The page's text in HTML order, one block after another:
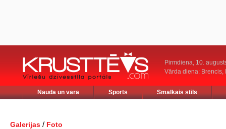
Pirmdiena, 10.
Vārda diena: Brencis,
Nauda un vara Sports Smalkais stils
Galerijas / Foto